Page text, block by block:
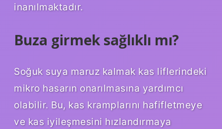
inanılmaktadır.
Buza girmek sağlıklı mı?
Soğuk suya maruz kalmak kas liflerindeki
mikro hasarın onarılmasına yardımcı
olabilir. Bu, kas kramplarını hafifletmeye
ve kas iyileşmesini hızlandırmaya